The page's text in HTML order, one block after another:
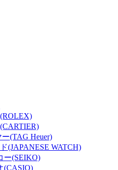
(TAG Heuer)
(JAPANESE WATCH)
ー(SEIKO)
(CASIO)